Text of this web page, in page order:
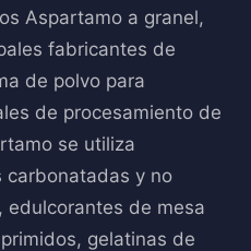
Aspartamo a granel,
fabricantes de
de polvo para
de procesamiento de
se utiliza
carbonatadas y no
de mesa
gelatinas de